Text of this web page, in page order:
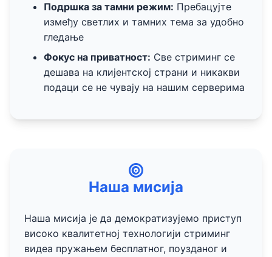
Подршка за тамни режим: Пребацујте
између светлих и тамних тема за удобно
гледање
Фокус на приватност: Све стриминг се
дешава на клијентској страни и никакви
подаци се не чувају на нашим серверима
Наша мисија
Наша мисија је да демократизујемо приступ
високо квалитетној технологији стриминг
видеа пружањем бесплатног, поузданог и